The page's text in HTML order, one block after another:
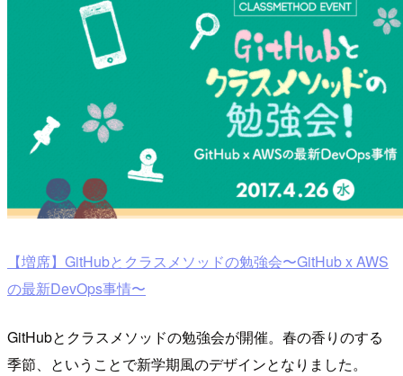
【増席】GitHubとクラスメソッドの勉強会〜GitHub x AWS
の最新DevOps事情〜
GitHubとクラスメソッドの勉強会が開催。春の香りのする
季節、ということで新学期風のデザインとなりました。